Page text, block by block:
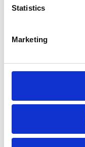
Statistics
Marketing
MwSt
Produkt